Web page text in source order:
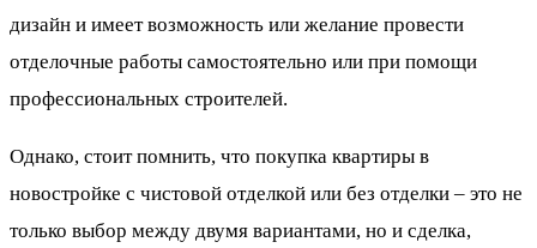
дизайн и имеет возможность или желание провести
отделочные работы самостоятельно или при помощи
профессиональных строителей.
Однако, стоит помнить, что покупка квартиры в
новостройке с чистовой отделкой или без отделки – это не
только выбор между двумя вариантами, но и сделка,